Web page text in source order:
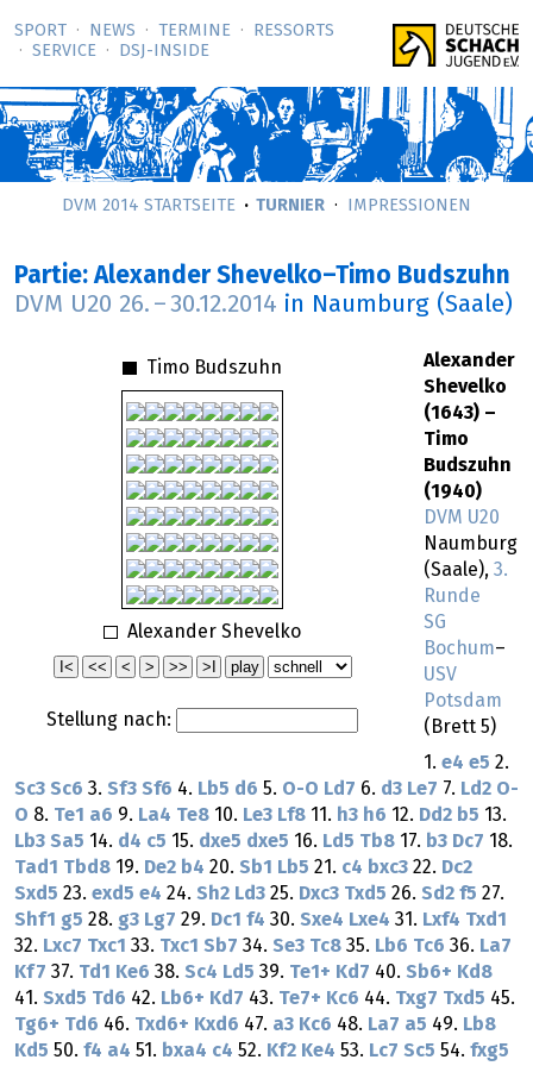
SPORT NEWS TERMINE
RESSORTS
SERVICE
DSJ-­INSIDE
DVM 2014 STARTSEITE TURNIER IMPRESSIONEN
Partie: Alexander Shevelko–Timo Budszuhn
DVM U20 26. – 30.12.2014 in Naumburg (Saale)
Timo Budszuhn
Alexander Shevelko
Stellung nach:
Alexander
Shevelko
(1643) –
Timo
Budszuhn
(1940)
DVM U20
Naumburg
(Saale), 3.
Runde
SG
Bochum–
USV
Potsdam
(Brett 5)
1. e4 e5 2.
Sc3 Sc6 3. Sf3 Sf6 4. Lb5 d6 5. O-O Ld7 6. d3 Le7 7. Ld2 O-
O 8. Te1 a6 9. La4 Te8 10. Le3 Lf8 11. h3 h6 12. Dd2 b5 13.
Lb3 Sa5 14. d4 c5 15. dxe5 dxe5 16. Ld5 Tb8 17. b3 Dc7 18.
Tad1 Tbd8 19. De2 b4 20. Sb1 Lb5 21. c4 bxc3 22. Dc2
Sxd5 23. exd5 e4 24. Sh2 Ld3 25. Dxc3 Txd5 26. Sd2 f5 27.
Shf1 g5 28. g3 Lg7 29. Dc1 f4 30. Sxe4 Lxe4 31. Lxf4 Txd1
32. Lxc7 Txc1 33. Txc1 Sb7 34. Se3 Tc8 35. Lb6 Tc6 36. La7
Kf7 37. Td1 Ke6 38. Sc4 Ld5 39. Te1+ Kd7 40. Sb6+ Kd8
41. Sxd5 Td6 42. Lb6+ Kd7 43. Te7+ Kc6 44. Txg7 Txd5 45.
Tg6+ Td6 46. Txd6+ Kxd6 47. a3 Kc6 48. La7 a5 49. Lb8
Kd5 50. f4 a4 51. bxa4 c4 52. Kf2 Ke4 53. Lc7 Sc5 54. fxg5